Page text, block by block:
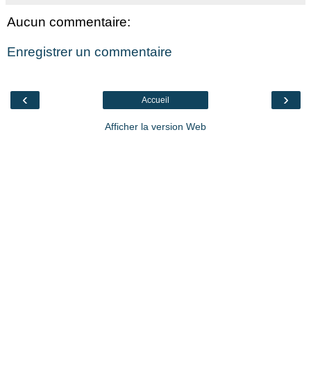
Aucun commentaire:
Enregistrer un commentaire
‹ ›
Accueil
Afficher la version Web